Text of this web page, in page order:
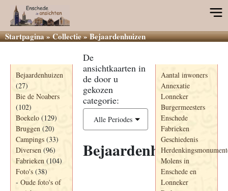
Startpagina»Collectie»Bejaardenhuizen
Bejaardenhuizen
(27)
Bie de Noabers
(102)
Boekelo (129)
Bruggen (20)
Campings (33)
Diversen (96)
Fabrieken (104)
Foto's (38)
- Oude foto's of
De
ansichtkaarten in
de door u
gekozen
categorie:
Alle Periodes
Bejaardenhuizen
Aantal inwoners
Annexatie
Lonneker
Burgermeesters
Enschede
Fabrieken
Geschiedenis
Molens in
Enschede en
Lonneker